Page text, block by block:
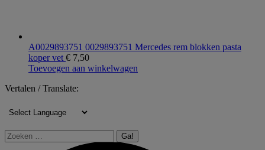
A0029893751 0029893751 Mercedes rem blokken pasta
koper vet € 7,50
Toevoegen aan winkelwagen
Vertalen / Translate:
Zoeken: